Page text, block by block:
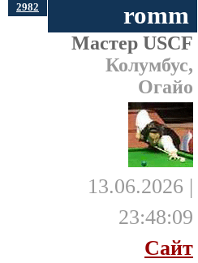
2982 romm
Мастер USCF
Колумбус,
Огайо
13.06.2026 |
23:48:09
Сайт